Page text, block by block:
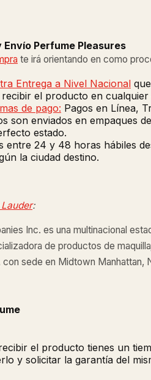
Envío Perfume Pleasures
te irá orientando en como
Entrega a Nivel Nacional
el producto en cualquier
de pago: Pagos en Línea,
son enviados en empaques
estado.
entre 24 y 48 horas hábiles
la ciudad destino.
:
Inc. es una multinacional
de productos de
sede en Midtown Manhattan,
el producto tienes un
y solicitar la garantía del